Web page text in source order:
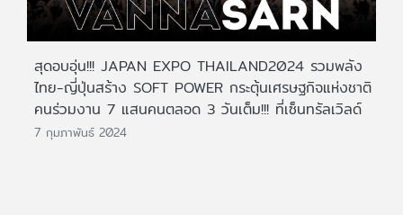
สุดอบอุ่น!!! JAPAN EXPO THAILAND2024 รวมพลัง
ไทย-ญี่ปุ่นสร้าง SOFT POWER กระตุ้นเศรษฐกิจแห่งชาติ
คนร่วมงาน 7 แสนคนตลอด 3 วันเต็ม!!! ที่เซ็นทรัลเวิลด์
7 กุมภาพันธ์ 2024